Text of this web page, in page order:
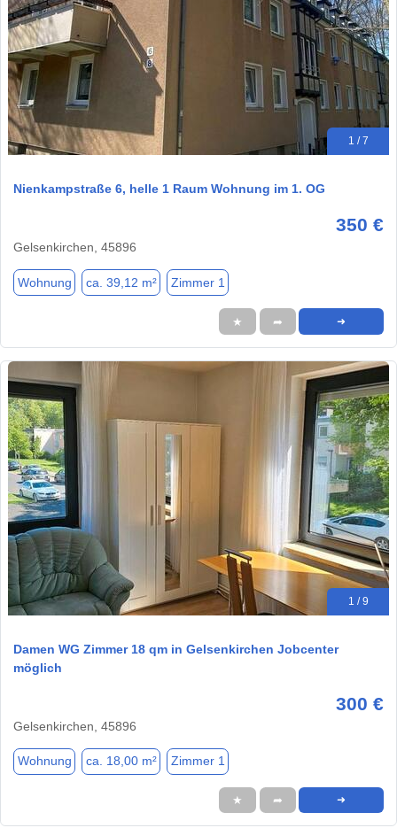
1 / 7
Nienkampstraße 6, helle 1 Raum Wohnung im 1. OG
350 €
Gelsenkirchen, 45896
Wohnung ca. 39,12 m² Zimmer 1
★ ➦ ➜
1 / 9
Damen WG Zimmer 18 qm in Gelsenkirchen Jobcenter
möglich
300 €
Gelsenkirchen, 45896
Wohnung ca. 18,00 m² Zimmer 1
★ ➦ ➜